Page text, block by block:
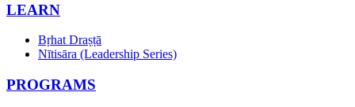
LEARN
Bṛhat Draṣṭā
Nītisāra (Leadership Series)
PROGRAMS